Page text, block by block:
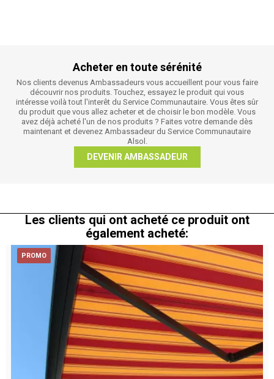
Acheter en toute sérénité
Nos clients devenus Ambassadeurs vous accueillent pour vous faire
découvrir nos produits. Touchez, essayez le produit qui vous
intéresse voilà tout l'interêt du Service Communautaire. Vous êtes sûr
du produit que vous allez acheter et de choisir le bon modèle. Vous
avez déjà acheté l'un de nos produits ? Faites votre demande dès
maintenant et devenez Ambassadeur du Service Communautaire
Alsol.
DEVENIR AMBASSADEUR
Les clients qui ont acheté ce produit ont
également acheté:
PROMO